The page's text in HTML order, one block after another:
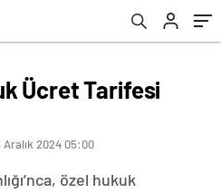
Ücret Tarifesi
Aralık 2024 05:00
özel hukuk